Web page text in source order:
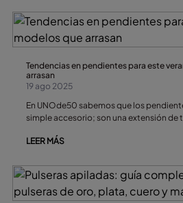
contextos, qué estilos elegir y cuáles
se convierta en el verdadero
Tendencias en pendientes para este
arrasan
19 ago 2025
En UNOde50 sabemos que los
simple accesorio; son una extensión de
versatilidad y un toque de sofisticación
de pendientes que no pueden faltar en
LEER MÁS